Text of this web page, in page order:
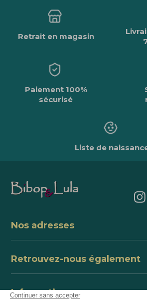
Retrait en magasin
Paiement 100%
sécurisé
Liste de
Nos adresses
Retrouvez-nous également
Informations